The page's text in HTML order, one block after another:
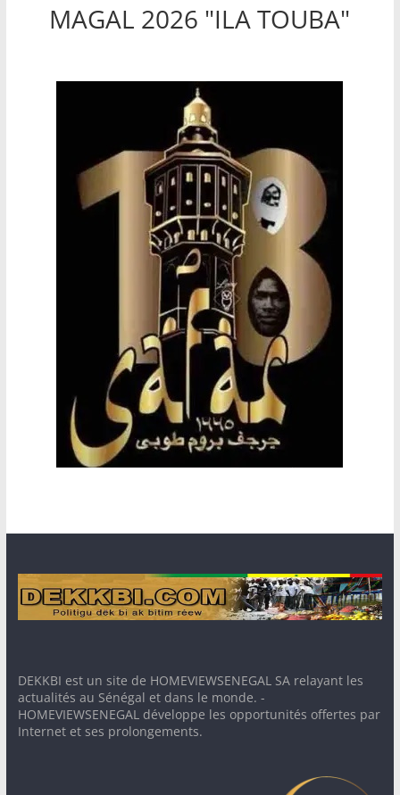
MAGAL 2026 "ILA TOUBA"
DEKKBI est un site de HOMEVIEWSENEGAL SA relayant les
actualités au Sénégal et dans le monde. -
HOMEVIEWSENEGAL développe les opportunités offertes par
Internet et ses prolongements.